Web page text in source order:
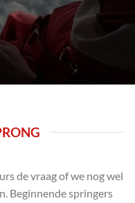
de vraag of we nog wel
Beginnende springers